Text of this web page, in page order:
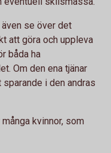
se över det
att göra och uppleva
båda ha
Om den ena tjänar
i den andras
kvinnor, som